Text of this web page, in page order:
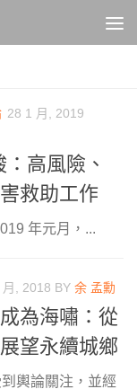
28 1 月, 2019
高風險、
救助工作
年元月，...
月, 2018 BY 余 孟勳
為海嘯：從
望永續城鄉
輿論關注，並經